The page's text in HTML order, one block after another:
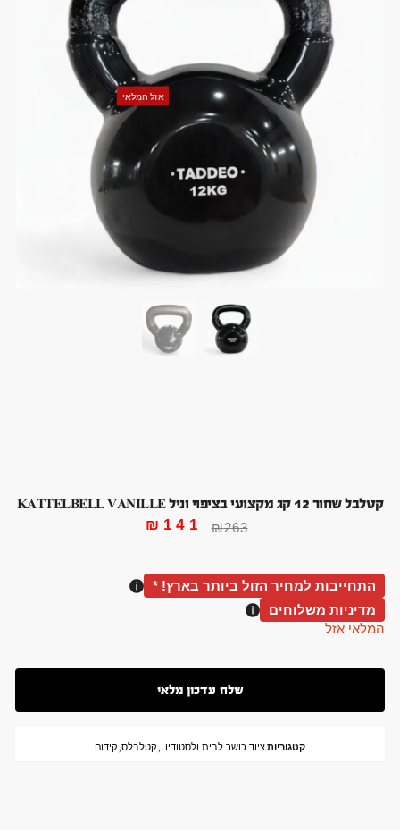
אזל המלאי
קטלבל שחור 12 קג מקצועי בציפוי וניל KATTELBELL VANILLE
₪263
₪ 141
התחייבות למחיר הזול ביותר בארץ! *
מדיניות משלוחים
המלאי אזל
קטגוריותציוד כושר לבית ולסטודיו ,קטלבלס,קידום